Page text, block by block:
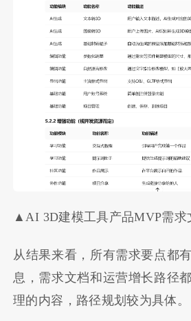
▲AI 3D建模工具产品MVP需求
从结果来看，所有需求要点都
息，需求文档和运营增长路径
理的内容，路径规划较为具体。